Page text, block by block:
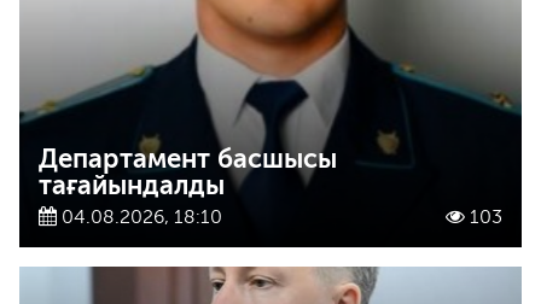
Департамент басшысы
тағайындалды
04.08.2026, 18:10 103